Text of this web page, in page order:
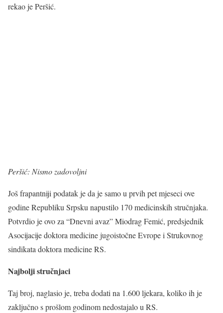
rekao je Peršić.
Peršić: Nismo zadovoljni
Još frapantniji podatak je da je samo u prvih pet mjeseci ove
godine Republiku Srpsku napustilo 170 medicinskih stručnjaka.
Potvrdio je ovo za “Dnevni avaz” Miodrag Femić, predsjednik
Asocijacije doktora medicine jugoistočne Evrope i Strukovnog
sindikata doktora medicine RS.
Najbolji stručnjaci
Taj broj, naglasio je, treba dodati na 1.600 ljekara, koliko ih je
zaključno s prošlom godinom nedostajalo u RS.